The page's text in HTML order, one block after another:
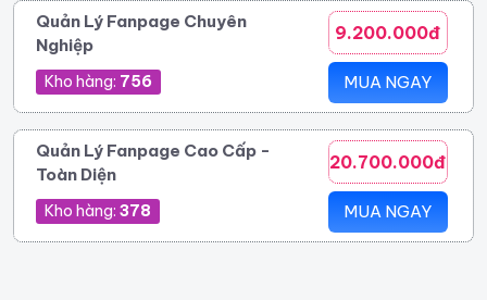
Quản Lý Fanpage Chuyên
Nghiệp
Kho hàng: 756
9.200.000đ
MUA NGAY
Quản Lý Fanpage Cao Cấp -
Toàn Diện
Kho hàng: 378
20.700.000đ
MUA NGAY